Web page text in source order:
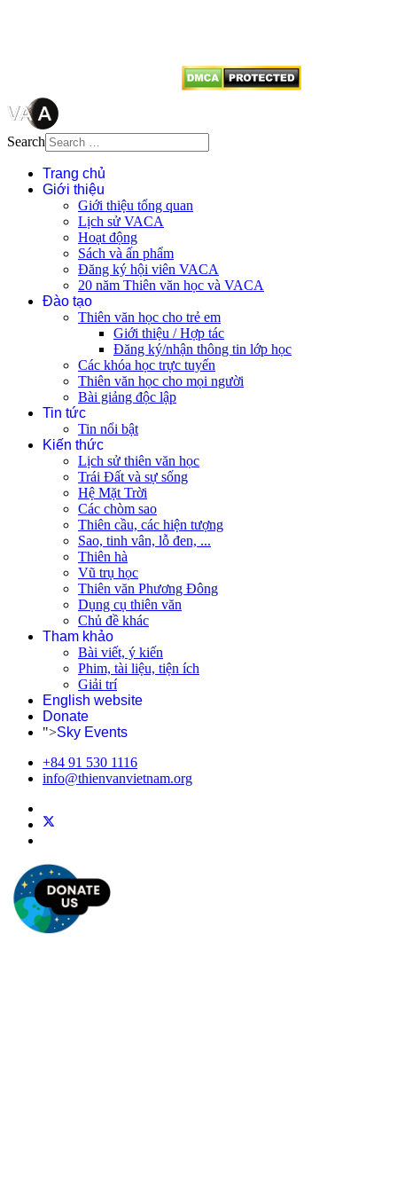
Search
Trang chủ
Giới thiệu
Giới thiệu tổng quan
Lịch sử VACA
Hoạt động
Sách và ấn phẩm
Đăng ký hội viên VACA
20 năm Thiên văn học và VACA
Đào tạo
Thiên văn học cho trẻ em
Giới thiệu / Hợp tác
Đăng ký/nhận thông tin lớp học
Các khóa học trực tuyến
Thiên văn học cho mọi người
Bài giảng độc lập
Tin tức
Tin nổi bật
Kiến thức
Lịch sử thiên văn học
Trái Đất và sự sống
Hệ Mặt Trời
Các chòm sao
Thiên cầu, các hiện tượng
Sao, tinh vân, lỗ đen, ...
Thiên hà
Vũ trụ học
Thiên văn Phương Đông
Dụng cụ thiên văn
Chủ đề khác
Tham khảo
Bài viết, ý kiến
Phim, tài liệu, tiện ích
Giải trí
English website
Donate
">Sky Events
+84 91 530 1116
info@thienvanvietnam.org